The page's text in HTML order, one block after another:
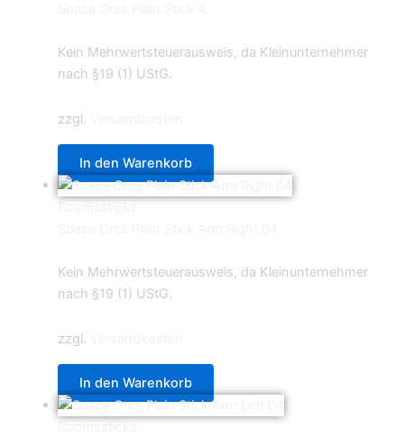
Kein Mehrwertsteuerausweis, da Kleinunternehmer
nach §19 (1) UStG.
zzgl.
In den Warenkorb
Kein Mehrwertsteuerausweis, da Kleinunternehmer
nach §19 (1) UStG.
zzgl.
In den Warenkorb